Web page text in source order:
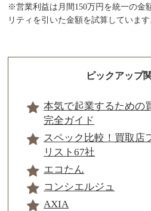
※営業利益は月間150万円を統一の金
リティを引いた金額を試算しています
ピックアップ
本気で起業するための
完全ガイド
スペック比較！買取店
リスト67社
エコたん
コンシエルジュ
AXIA